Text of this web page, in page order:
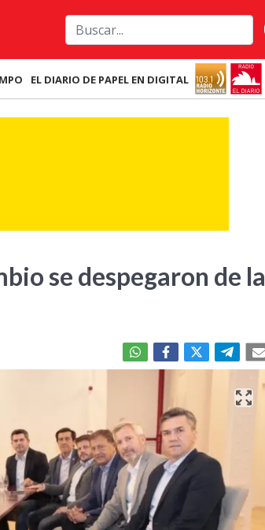
EL DIARIO DE PAPEL EN DIGITAL
se despegaron de la